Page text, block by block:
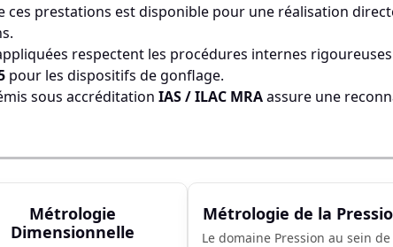
ces prestations est disponible pour une réalisation
respectent les procédures internes rigoureuses
pour les dispositifs de gonflage.
sous accréditation IAS / ILAC MRAassure une
Métrologie
Dimensionnelle
Métrologie de la
Le domaine Pression au sein de